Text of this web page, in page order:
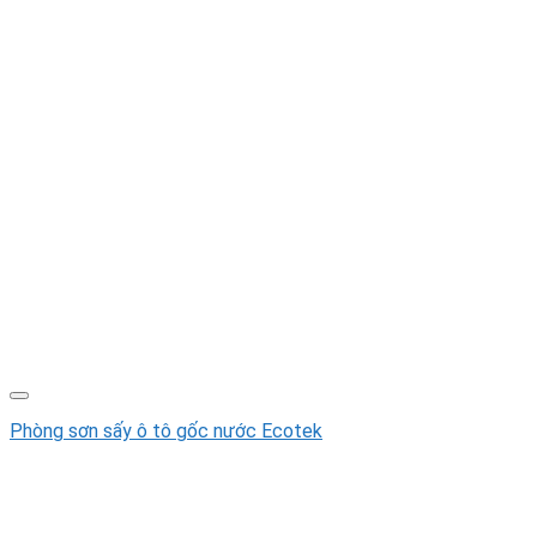
Phòng sơn sấy ô tô gốc nước Ecotek